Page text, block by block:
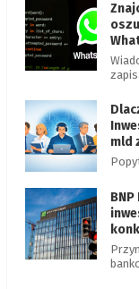
mld